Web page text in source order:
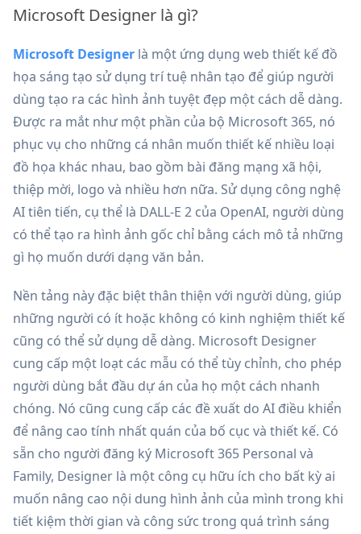
Microsoft Designer là gì?
Microsoft Designer là một ứng dụng web thiết kế đồ
họa sáng tạo sử dụng trí tuệ nhân tạo để giúp người
dùng tạo ra các hình ảnh tuyệt đẹp một cách dễ dàng.
Được ra mắt như một phần của bộ Microsoft 365, nó
phục vụ cho những cá nhân muốn thiết kế nhiều loại
đồ họa khác nhau, bao gồm bài đăng mạng xã hội,
thiệp mời, logo và nhiều hơn nữa. Sử dụng công nghệ
AI tiên tiến, cụ thể là DALL-E 2 của OpenAI, người dùng
có thể tạo ra hình ảnh gốc chỉ bằng cách mô tả những
gì họ muốn dưới dạng văn bản.
Nền tảng này đặc biệt thân thiện với người dùng, giúp
những người có ít hoặc không có kinh nghiệm thiết kế
cũng có thể sử dụng dễ dàng. Microsoft Designer
cung cấp một loạt các mẫu có thể tùy chỉnh, cho phép
người dùng bắt đầu dự án của họ một cách nhanh
chóng. Nó cũng cung cấp các đề xuất do AI điều khiển
để nâng cao tính nhất quán của bố cục và thiết kế. Có
sẵn cho người đăng ký Microsoft 365 Personal và
Family, Designer là một công cụ hữu ích cho bất kỳ ai
muốn nâng cao nội dung hình ảnh của mình trong khi
tiết kiệm thời gian và công sức trong quá trình sáng